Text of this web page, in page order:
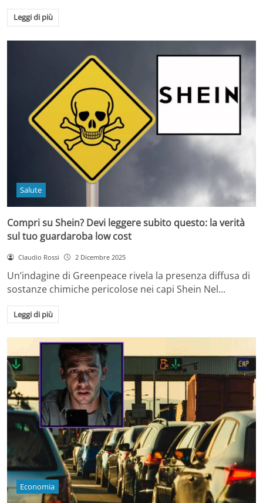
Leggi di più
Salute
Compri su Shein? Devi leggere subito questo: la verità
sul tuo guardaroba low cost
Claudio Rossi 2 Dicembre 2025
Un’indagine di Greenpeace rivela la presenza diffusa di
sostanze chimiche pericolose nei capi Shein Nel…
Leggi di più
Economia